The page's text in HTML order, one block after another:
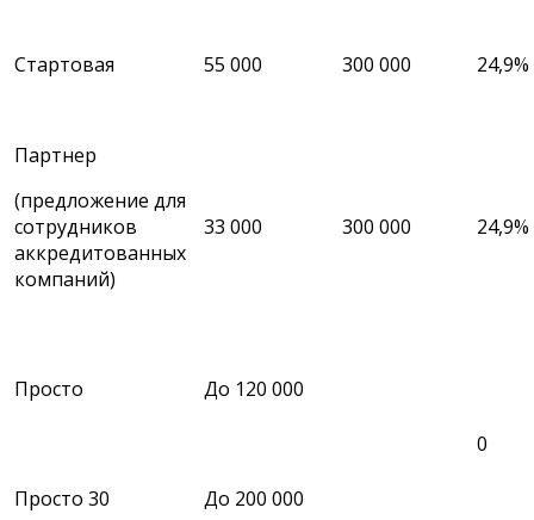
Стартовая 55 000 300 000 24,9%
Партнер
(предложение для
сотрудников
аккредитованных
компаний)
33 000 300 000 24,9%
Просто До 120 000
0
Просто 30 До 200 000